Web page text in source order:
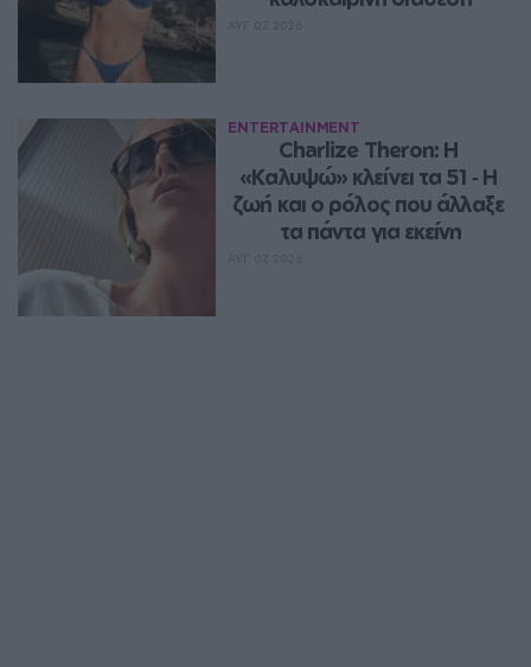
ENTERTAINMENT
Charlize Theron: Η
«Καλυψώ» κλείνει τα 51 ‑ H
ζωή και ο ρόλος που άλλαξε
τα πάντα για εκείνη